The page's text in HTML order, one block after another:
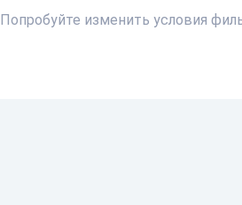
Попробуйте изменить условия